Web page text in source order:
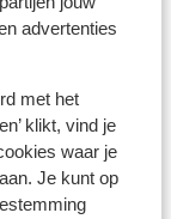
advertenties
met het
klikt, vind je
waar je
Je kunt op
Grand